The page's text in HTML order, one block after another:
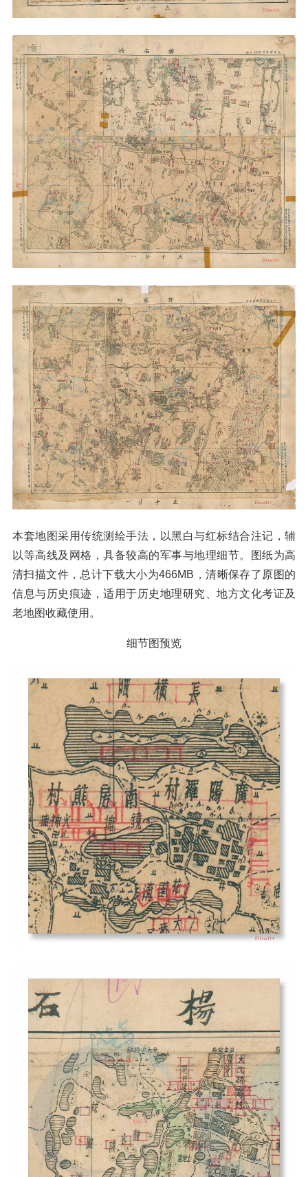
本套地图采用传统测绘手法，以黑白与红标结合注记，辅
以等高线及网格，具备较高的军事与地理细节。图纸为高
清扫描文件，总计下载大小为466MB，清晰保存了原图的
信息与历史痕迹，适用于历史地理研究、地方文化考证及
老地图收藏使用。
细节图预览